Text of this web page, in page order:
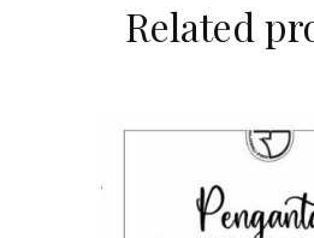
Related